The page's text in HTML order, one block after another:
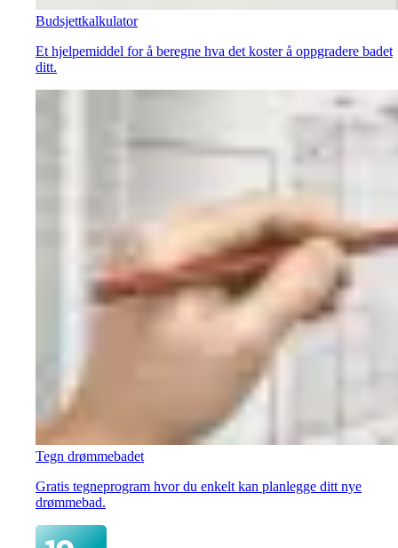
Budsjettkalkulator
Et hjelpemiddel for å beregne hva det koster å oppgradere badet
ditt.
Tegn drømmebadet
Gratis tegneprogram hvor du enkelt kan planlegge ditt nye
drømmebad.